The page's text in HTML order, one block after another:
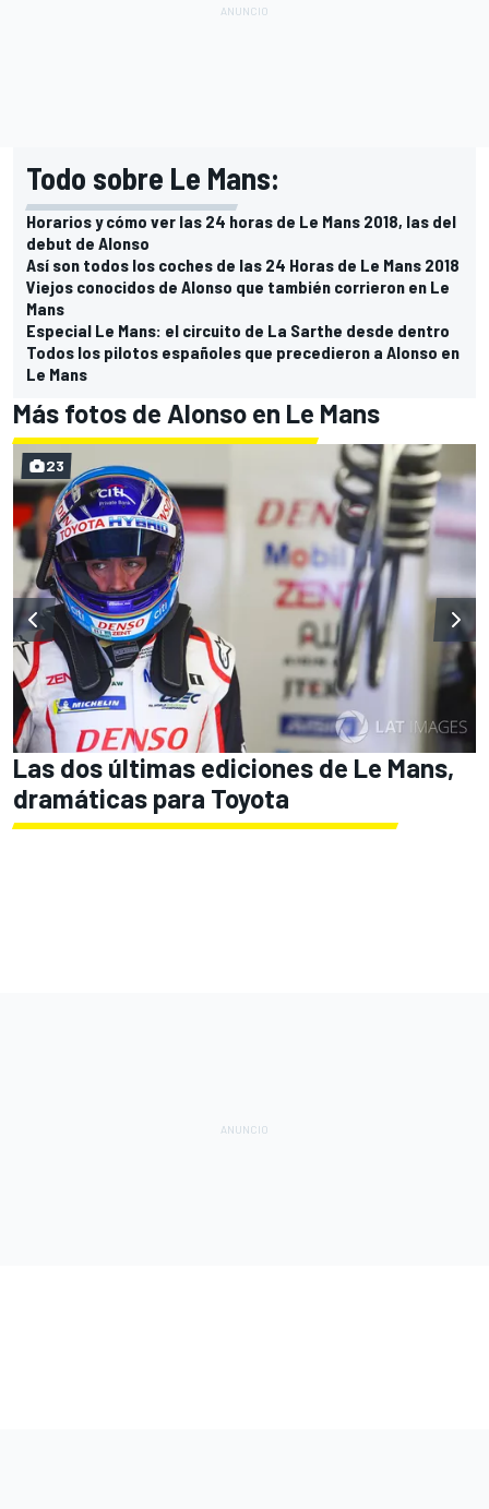
Todo sobre Le Mans:
Horarios y cómo ver las 24 horas de Le Mans 2018, las del
debut de Alonso
Así son todos los coches de las 24 Horas de Le Mans 2018
Viejos conocidos de Alonso que también corrieron en Le
Mans
Especial Le Mans: el circuito de La Sarthe desde dentro
Todos los pilotos españoles que precedieron a Alonso en
Le Mans
Más fotos de Alonso en Le Mans
23
Las dos últimas ediciones de Le Mans,
dramáticas para Toyota